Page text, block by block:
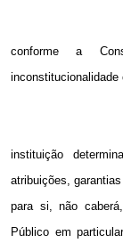
conforme a
instituição
atribuições,
para si, não
Público em